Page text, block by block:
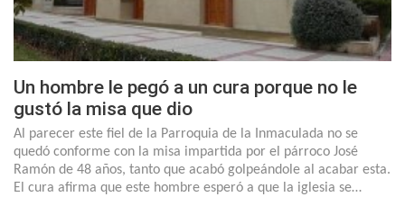
Un hombre le pegó a un cura porque no le
gustó la misa que dio
Al parecer este fiel de la Parroquia de la Inmaculada no se
quedó conforme con la misa impartida por el párroco José
Ramón de 48 años, tanto que acabó golpeándole al acabar esta.
El cura afirma que este hombre esperó a que la iglesia se…